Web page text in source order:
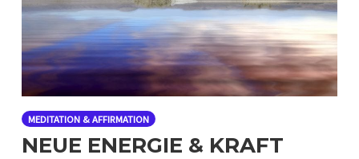
MEDITATION & AFFIRMATION
NEUE ENERGIE & KRAFT